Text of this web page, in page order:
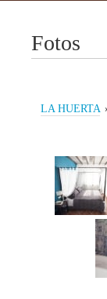
Fotos
LA HUERTA